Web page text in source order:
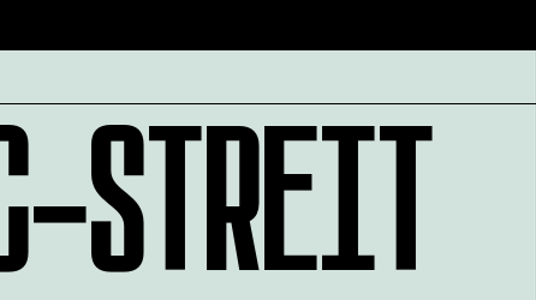
STREIT